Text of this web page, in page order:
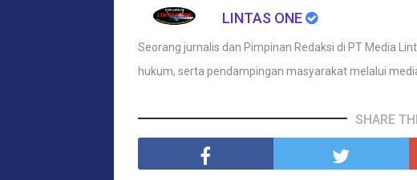
LINTAS ONE
Seorang jurnalis dan Pimpinan Redaksi di PT Media
hukum, serta pendampingan masyarakat melalui
SHARE